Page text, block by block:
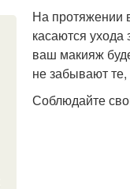
На протяжении
касаются
ваш макияж
не забывают те,
Соблюдайте